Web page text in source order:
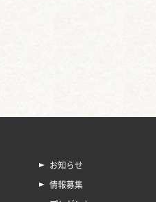
お知らせ
情報募集